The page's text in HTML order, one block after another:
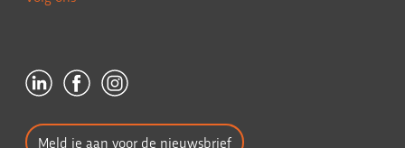
Meld je aan voor de nieuwsbrief